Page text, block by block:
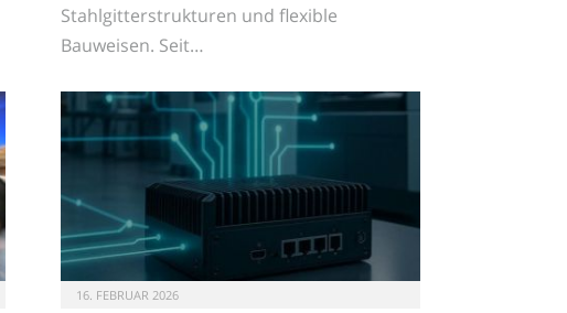
Stahlgitterstrukturen und flexible
Bauweisen. Seit…
16. FEBRUAR 2026